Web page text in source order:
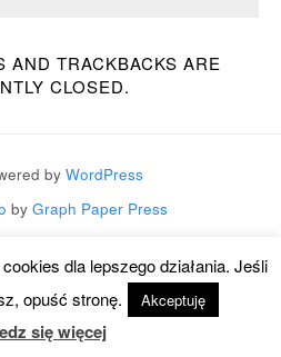
AND TRACKBACKS ARE
CLOSED.
by WordPress
by Graph Paper Press
dla lepszego działania. Jeśli
opuść stronę.
Akceptuję
się więcej